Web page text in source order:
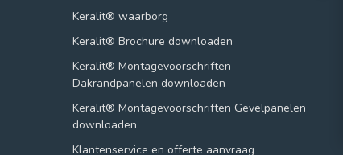
Keralit® waarborg
Keralit® Brochure downloaden
Keralit® Montagevoorschriften
Dakrandpanelen downloaden
Keralit® Montagevoorschriften Gevelpanelen
downloaden
Klantenservice en offerte aanvraag